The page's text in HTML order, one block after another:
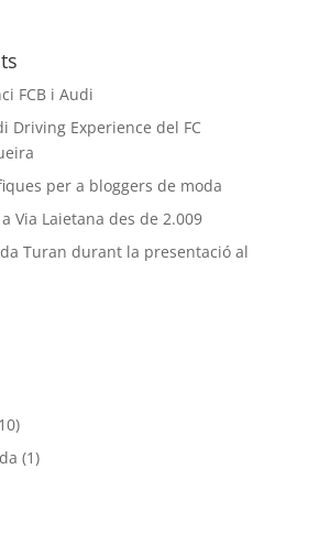
FCB i Audi
Driving Experience del FC
per a bloggers de moda
Via Laietana des de 2.009
Turan durant la presentació al
(1)